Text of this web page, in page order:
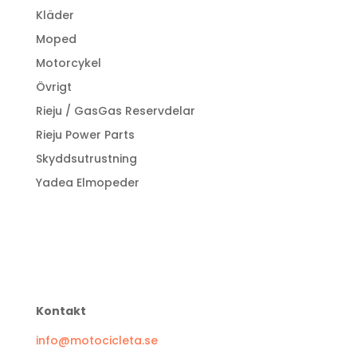
Kläder
Moped
Motorcykel
Övrigt
Rieju / GasGas Reservdelar
Rieju Power Parts
Skyddsutrustning
Yadea Elmopeder
Kontakt
info@motocicleta.se